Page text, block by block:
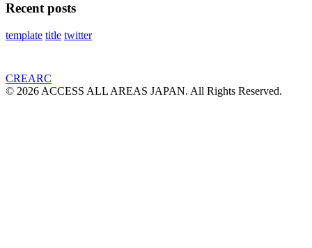
Recent posts
template title twitter
CREARC
© 2026 ACCESS ALL AREAS JAPAN. All Rights Reserved.